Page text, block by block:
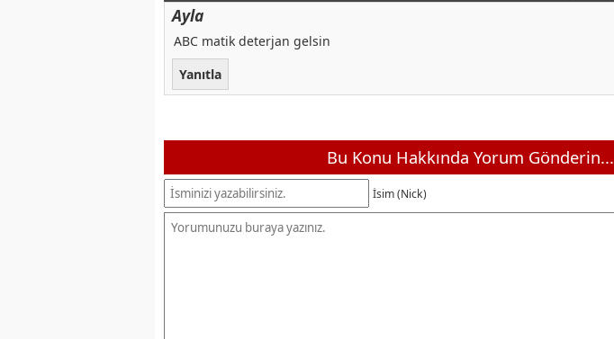
Ayla
ABC matik deterjan gelsin
Yanıtla
Bu Konu Hakkında Yorum Gönderin...
İsim (Nick)